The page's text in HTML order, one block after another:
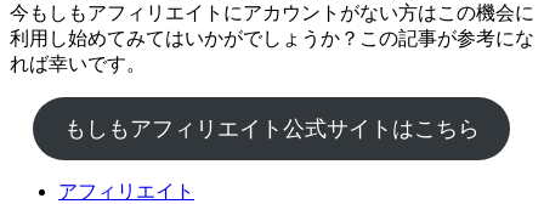
今もしもアフィリエイトにアカウントがない方はこの機会に
利用し始めてみてはいかがでしょうか？この記事が参考にな
れば幸いです。
もしもアフィリエイト公式サイトはこちら
アフィリエイト